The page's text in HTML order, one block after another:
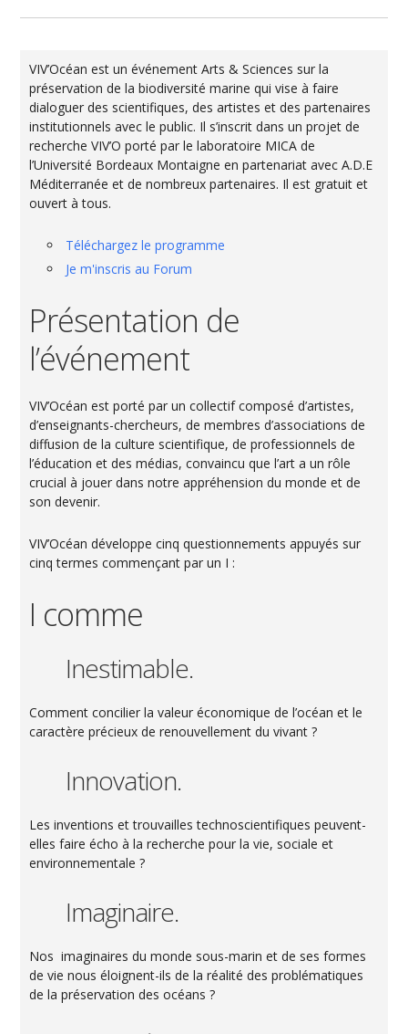
VIV’Océan est un événement Arts & Sciences sur la
préservation de la biodiversité marine qui vise à faire
dialoguer des scientifiques, des artistes et des partenaires
institutionnels avec le public. Il s’inscrit dans un projet de
recherche VIV’O porté par le laboratoire MICA de
l’Université Bordeaux Montaigne en partenariat avec A.D.E
Méditerranée et de nombreux partenaires. Il est gratuit et
ouvert à tous.
Téléchargez le programme
Je m'inscris au Forum
Présentation de
l’événement
VIV’Océan est porté par un collectif composé d’artistes,
d’enseignants-chercheurs, de membres d’associations de
diffusion de la culture scientifique, de professionnels de
l’éducation et des médias, convaincu que l’art a un rôle
crucial à jouer dans notre appréhension du monde et de
son devenir.
VIV’Océan développe cinq questionnements appuyés sur
cinq termes commençant par un I :
I comme
Inestimable.
Comment concilier la valeur économique de l’océan et le
caractère précieux de renouvellement du vivant ?
Innovation.
Les inventions et trouvailles technoscientifiques peuvent-
elles faire écho à la recherche pour la vie, sociale et
environnementale ?
Imaginaire.
Nos imaginaires du monde sous-marin et de ses formes
de vie nous éloignent-ils de la réalité des problématiques
de la préservation des océans ?